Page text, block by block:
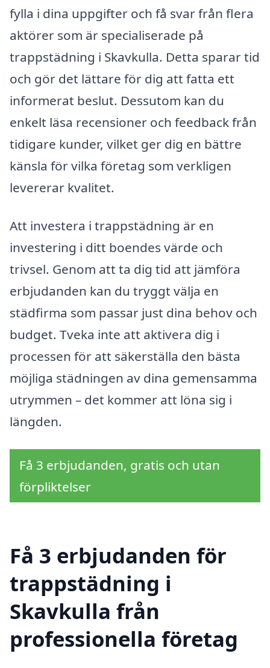
fylla i dina uppgifter och få svar från flera
aktörer som är specialiserade på
trappstädning i Skavkulla. Detta sparar tid
och gör det lättare för dig att fatta ett
informerat beslut. Dessutom kan du
enkelt läsa recensioner och feedback från
tidigare kunder, vilket ger dig en bättre
känsla för vilka företag som verkligen
levererar kvalitet.
Att investera i trappstädning är en
investering i ditt boendes värde och
trivsel. Genom att ta dig tid att jämföra
erbjudanden kan du tryggt välja en
städfirma som passar just dina behov och
budget. Tveka inte att aktivera dig i
processen för att säkerställa den bästa
möjliga städningen av dina gemensamma
utrymmen – det kommer att löna sig i
längden.
Få 3 erbjudanden, gratis och utan
förpliktelser
Få 3 erbjudanden för
trappstädning i
Skavkulla från
professionella företag